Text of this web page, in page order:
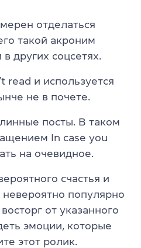
отделаться
такой акроним
других соцсетях.
read и используется
не в почете.
посты. В таком
In case you
на очевидное.
счастья и
невероятно популярно
от указанного
эмоции, которые
этот ролик.